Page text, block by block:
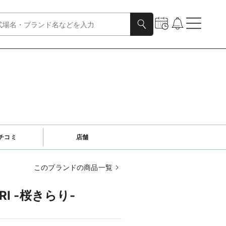
コミ 店舗
このブランドの商品一覧
-桜きらり-